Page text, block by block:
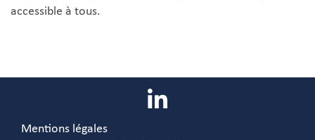
accessible à tous.
Mentions légales